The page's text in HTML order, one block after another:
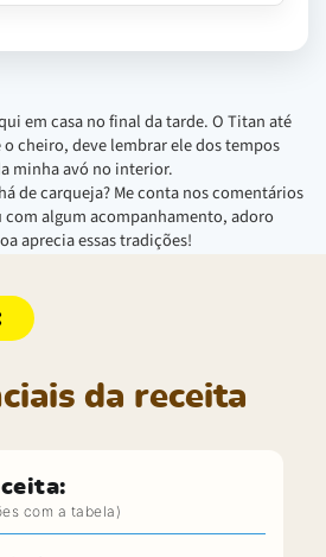
em casa no final da tarde. O Titan até
cheiro, deve lembrar ele dos tempos
minha avó no interior.
de carqueja? Me conta nos comentários
algum acompanhamento, adoro
aprecia essas tradições!
da receita